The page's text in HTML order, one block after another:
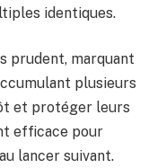
identiques.
prudent, marquant
plusieurs
et protéger leurs
efficace pour
lancer suivant.